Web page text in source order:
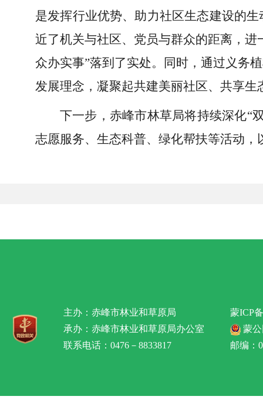
是发挥行业优势、助力社区生态建设的
近了机关与社区、党员与群众的距离，
众办实事”落到了实处。同时，通过义务
发展理念，凝聚起共建美丽社区、共享生
下一步，赤峰市林草局将持续深化“
志愿服务、生态科普、绿化帮扶等活动
主办：赤峰市林业和草原局
承办：赤峰市林业和草原局办公室
联系电话：0476－8833817
蒙ICP
蒙公
邮编：